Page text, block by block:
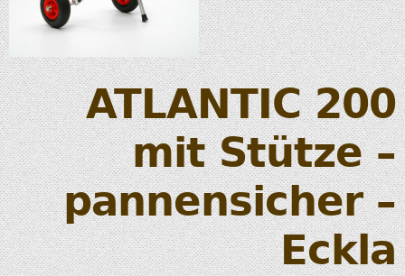
ATLANTIC 200
mit Stütze –
pannensicher –
Eckla